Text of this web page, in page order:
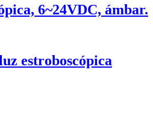
6~24VDC, ámbar.
estroboscópica